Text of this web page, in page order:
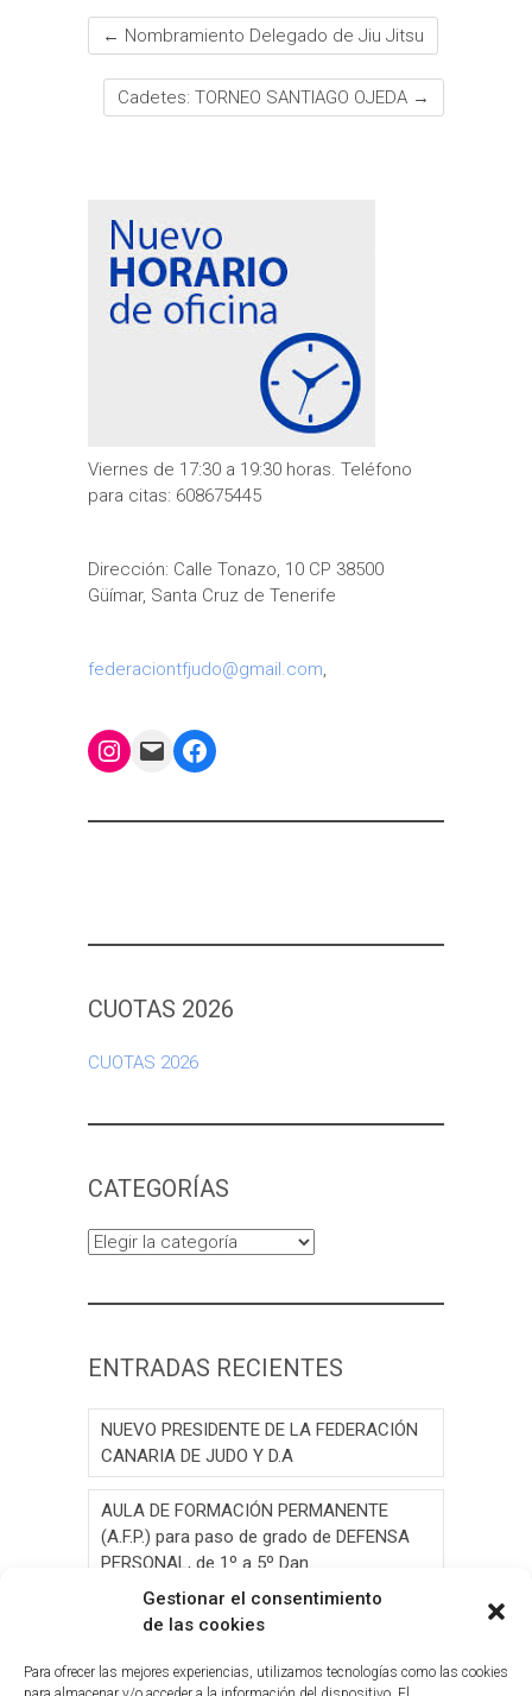
Gestionar el consentimiento
de las cookies
Para ofrecer las mejores experiencias, utilizamos tecnologías como las cookies
← Nombramiento Delegado de Jiu Jitsu
Cadetes: TORNEO SANTIAGO OJEDA →
Viernes de 17:30 a 19:30 horas. Teléfono
para citas: 608675445
Dirección: Calle Tonazo, 10 CP 38500
Güímar, Santa Cruz de Tenerife
federaciontfjudo@gmail.com,
Instagram
MailFacebook
CUOTAS 2026
CUOTAS 2026
CATEGORÍAS
Categorías
ENTRADAS RECIENTES
NUEVO PRESIDENTE DE LA FEDERACIÓN
CANARIA DE JUDO Y D.A
AULA DE FORMACIÓN PERMANENTE
(A.F.P.) para paso de grado de DEFENSA
PERSONAL, de 1º a 5º Dan.
AULA DE FORMACIÓN PERMANENTE
a 6º Dan y Exámen